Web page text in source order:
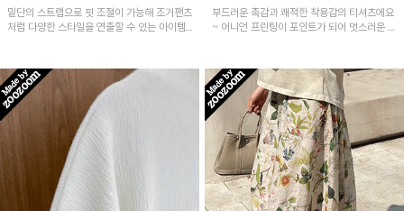
밑단의 스트랩으로 핏 조절이 가능해 조거팬츠
처럼 다양한 스타일을 연출할 수 있는 아이템!
부드러운 촉감과 쾌적한 착용감의 티셔츠에요
~ 어니언 프린팅이 포인트가 되어 멋스러운 아